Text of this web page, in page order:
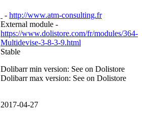
- http://www.atm-consulting.fr
External module -
https://www.dolistore.com/fr/modules/364-
Multidevise-3-8-3-9.html
Stable
Dolibarr min version: See on Dolistore
Dolibarr max version: See on Dolistore
2017-04-27